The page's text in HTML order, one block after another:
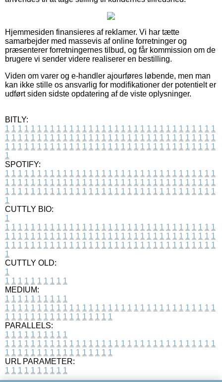
Hjemmesiden finansieres af reklamer. Vi har tætte
samarbejder med massevis af online forretninger og
præsenterer forretningernes tilbud, og får kommission om de
brugere vi sender videre realiserer en bestilling.
Viden om varer og e-handler ajourføres løbende, men man
kan ikke stille os ansvarlig for modifikationer der potentielt er
udført siden sidste opdatering af de viste oplysninger.
BITLY:
1 1 1 1 1 1 1 1 1 1 1 1 1 1 1 1 1 1 1 1 1 1 1 1 1 1 1 1 1 1 1 1 1
1 1 1 1 1 1 1 1 1 1 1 1 1 1 1 1 1 1 1 1 1 1 1 1 1 1 1 1 1 1 1 1 1
1 1 1 1 1 1 1 1 1 1 1 1 1 1 1 1 1 1 1 1 1 1 1 1 1 1 1 1 1 1 1 1 1
1
SPOTIFY:
1 1 1 1 1 1 1 1 1 1 1 1 1 1 1 1 1 1 1 1 1 1 1 1 1 1 1 1 1 1 1 1 1
1 1 1 1 1 1 1 1 1 1 1 1 1 1 1 1 1 1 1 1 1 1 1 1 1 1 1 1 1 1 1 1 1
1 1 1 1 1 1 1 1 1 1 1 1 1 1 1 1 1 1 1 1 1 1 1 1 1 1 1 1 1 1 1 1 1
1
CUTTLY BIO:
1
1 1 1 1 1 1 1 1 1 1 1 1 1 1 1 1 1 1 1 1 1 1 1 1 1 1 1 1 1 1 1 1 1
1 1 1 1 1 1 1 1 1 1 1 1 1 1 1 1 1 1 1 1 1 1 1 1 1 1 1 1 1 1 1 1 1
1 1 1 1 1 1 1 1 1 1 1 1 1 1 1 1 1 1 1 1 1 1 1 1 1 1 1 1 1 1 1 1 1
1
CUTTLY OLD:
1
1 1 1 1 1 1 1 1 1 1
MEDIUM:
1 1 1 1 1 1 1 1 1 1
1 1 1 1 1 1 1 1 1 1 1 1 1 1 1 1 1 1 1 1 1 1 1 1 1 1 1 1 1 1 1 1 1
1 1 1 1 1 1 1 1 1 1 1 1 1 1 1 1 1
PARALLELS:
1 1 1 1 1 1 1 1 1 1
1 1 1 1 1 1 1 1 1 1 1 1 1 1 1 1 1 1 1 1 1 1 1 1 1 1 1 1 1 1 1 1 1
1 1 1 1 1 1 1 1 1 1 1 1 1 1 1 1 1
URL PARAMETER:
1 1 1 1 1 1 1 1 1 1